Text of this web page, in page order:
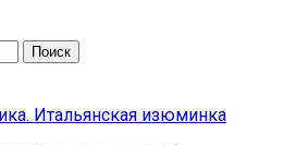
Итальянская изюминка